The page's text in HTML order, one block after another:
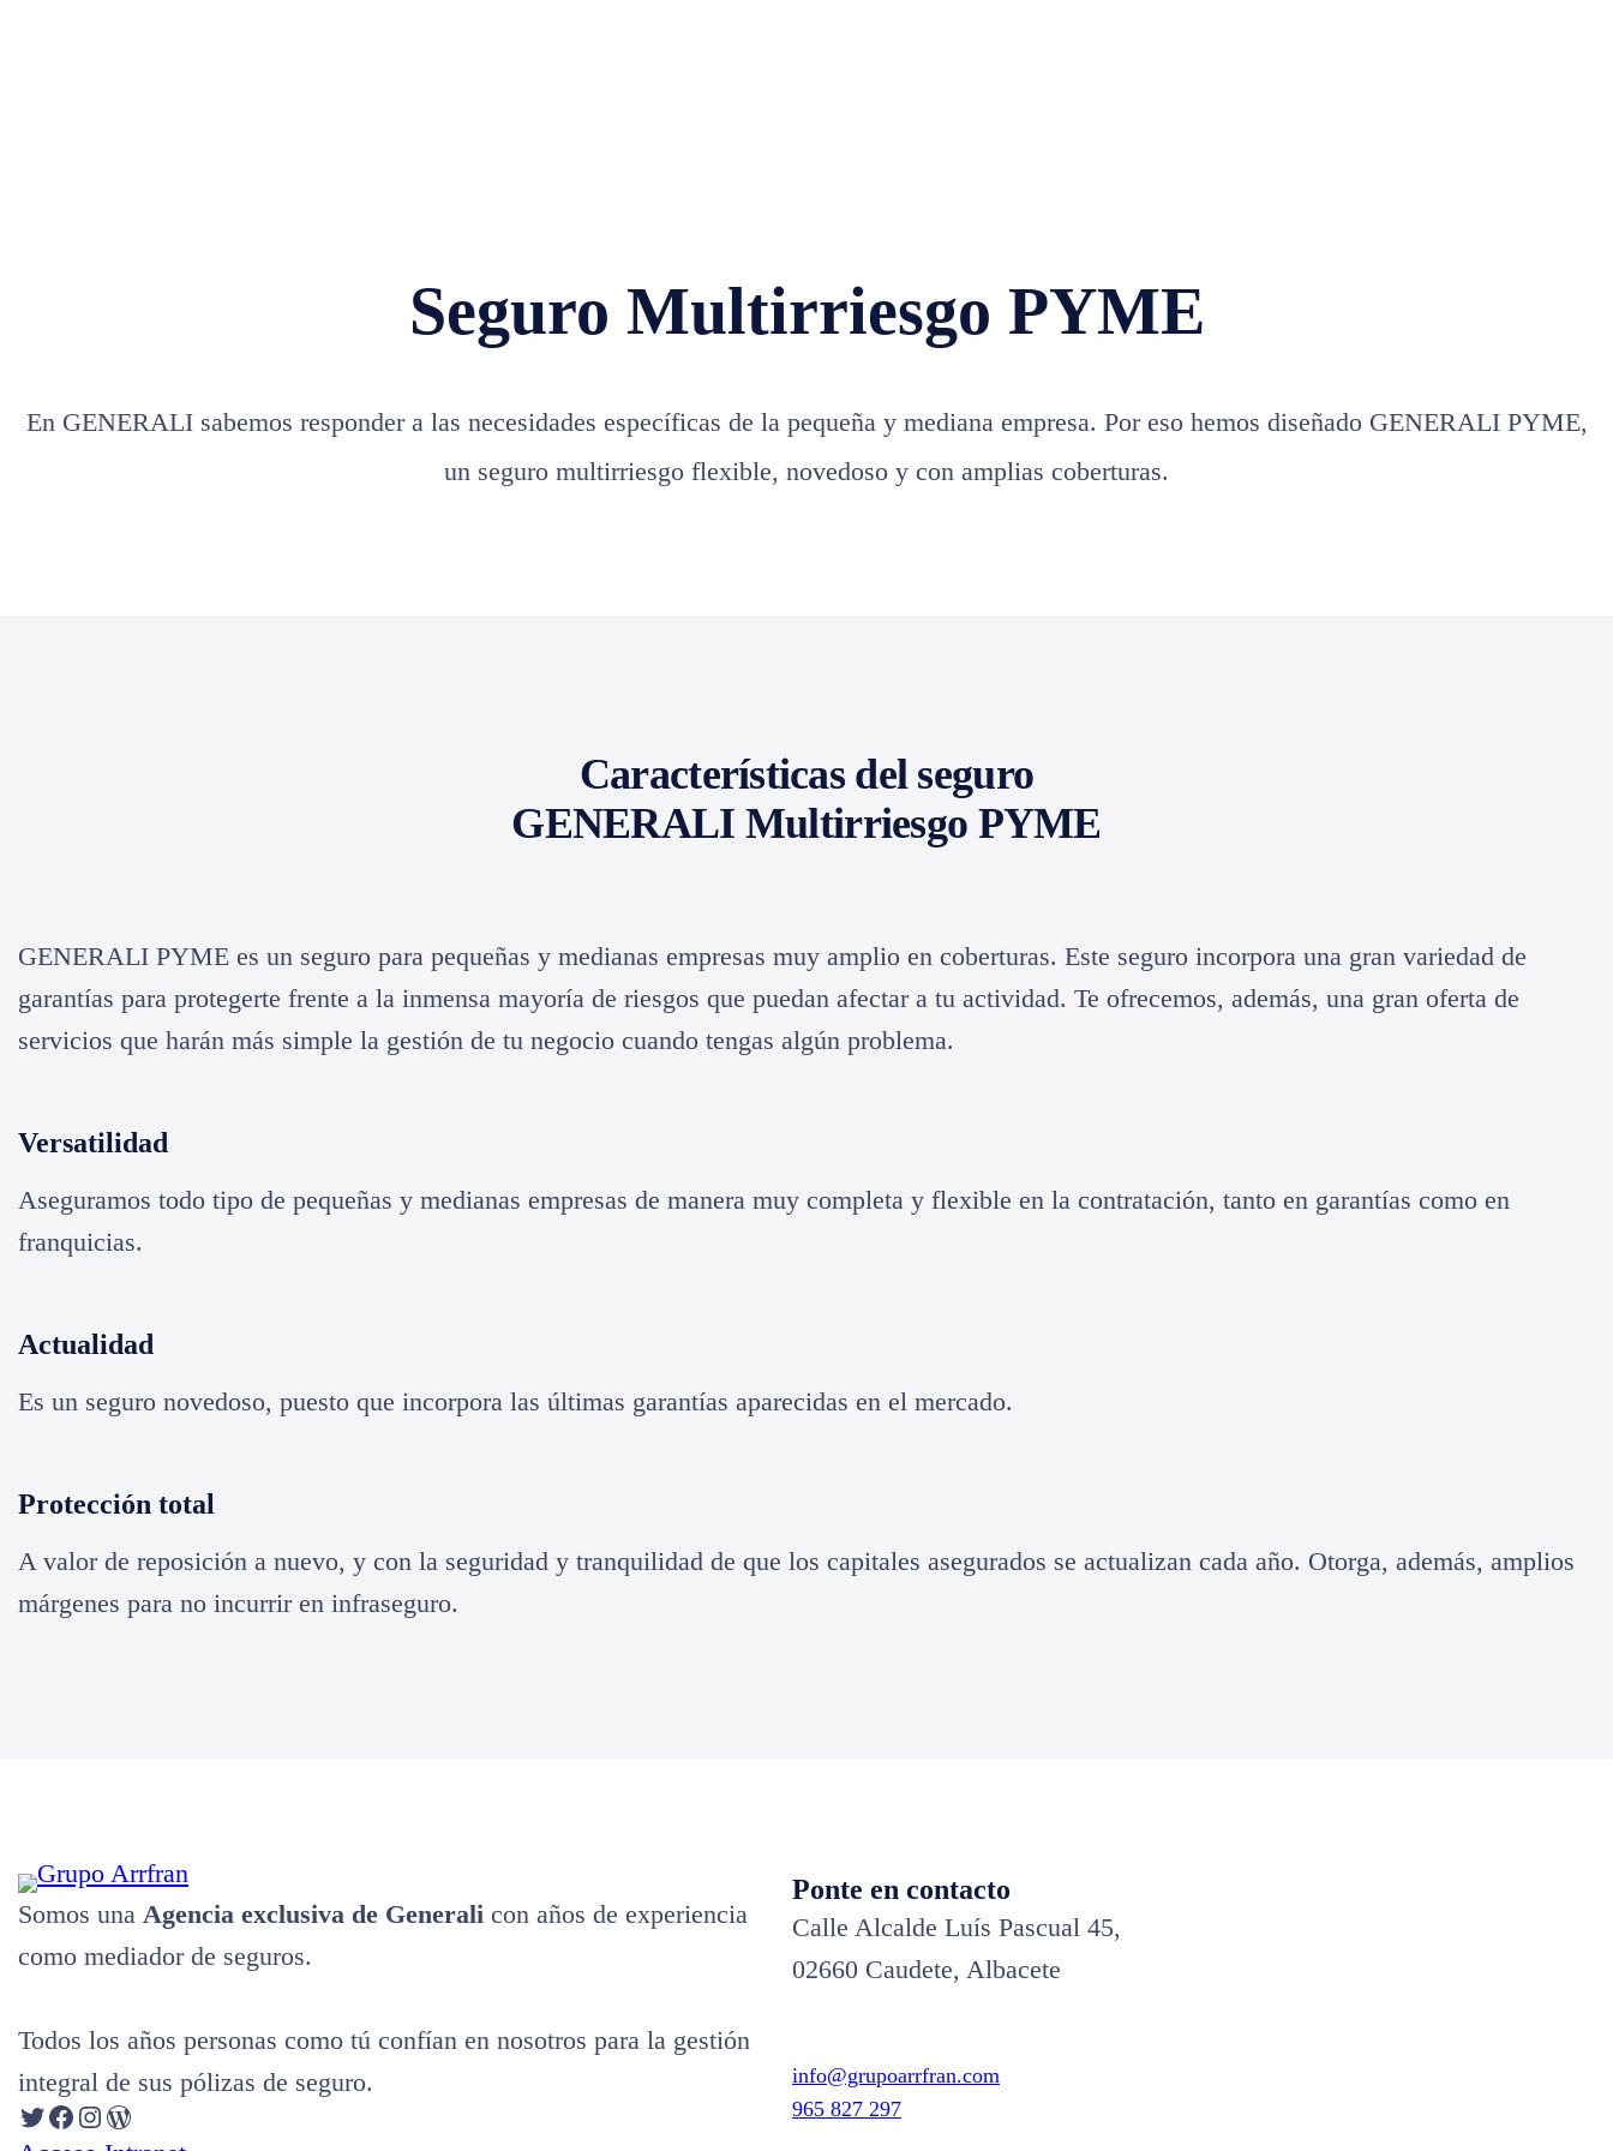
Seguro Multirriesgo PYME
En GENERALI sabemos responder a las necesidades específicas de la pequeña y mediana empresa. Por eso hemos diseñado GENERALI PYME,
un seguro multirriesgo flexible, novedoso y con amplias coberturas.
Características del seguro
GENERALI Multirriesgo PYME
GENERALI PYME es un seguro para pequeñas y medianas empresas muy amplio en coberturas. Este seguro incorpora una gran variedad de
garantías para protegerte frente a la inmensa mayoría de riesgos que puedan afectar a tu actividad. Te ofrecemos, además, una gran oferta de
servicios que harán más simple la gestión de tu negocio cuando tengas algún problema.
Versatilidad
Aseguramos todo tipo de pequeñas y medianas empresas de manera muy completa y flexible en la contratación, tanto en garantías como en
franquicias.
Actualidad
Es un seguro novedoso, puesto que incorpora las últimas garantías aparecidas en el mercado.
Protección total
A valor de reposición a nuevo, y con la seguridad y tranquilidad de que los capitales asegurados se actualizan cada año. Otorga, además, amplios
márgenes para no incurrir en infraseguro.
Somos una Agencia exclusiva de Generali con años de experiencia
como mediador de seguros.
Todos los años personas como tú confían en nosotros para la gestión
integral de sus pólizas de seguro.
Twitter Facebook Instagram WordPress
Ponte en contacto
Calle Alcalde Luís Pascual 45,
02660 Caudete, Albacete
info@grupoarrfran.com
965 827 297